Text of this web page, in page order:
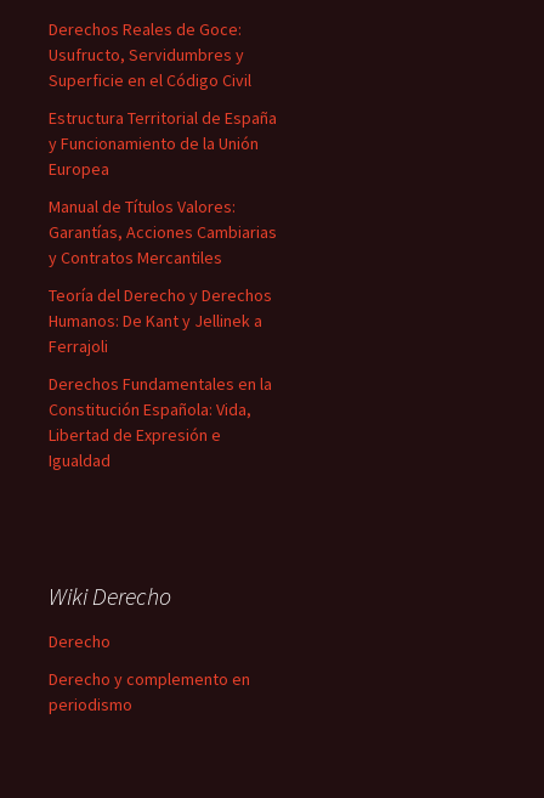
Derechos Reales de Goce:
Usufructo, Servidumbres y
Superficie en el Código Civil
Estructura Territorial de España
y Funcionamiento de la Unión
Europea
Manual de Títulos Valores:
Garantías, Acciones Cambiarias
y Contratos Mercantiles
Teoría del Derecho y Derechos
Humanos: De Kant y Jellinek a
Ferrajoli
Derechos Fundamentales en la
Constitución Española: Vida,
Libertad de Expresión e
Igualdad
Wiki Derecho
Derecho
Derecho y complemento en
periodismo